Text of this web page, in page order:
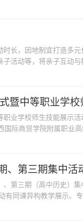
长，因地制宜打造多元
活动等，将亲子互动
暨中等职业学
业学校师生技能展示
国际商贸学院附属职业
、第三期集中活
第三期（高中历史）集
有同课异构教学展示、